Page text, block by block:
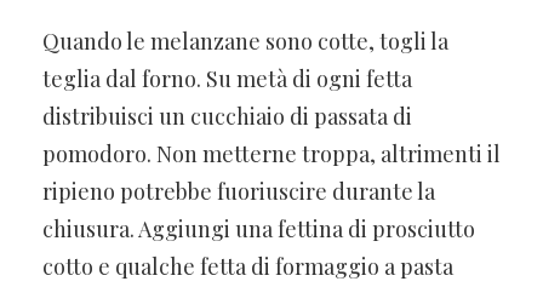
Quando le melanzane sono cotte, togli la
teglia dal forno. Su metà di ogni fetta
distribuisci un cucchiaio di passata di
pomodoro. Non metterne troppa, altrimenti il
ripieno potrebbe fuoriuscire durante la
chiusura. Aggiungi una fettina di prosciutto
cotto e qualche fetta di formaggio a pasta